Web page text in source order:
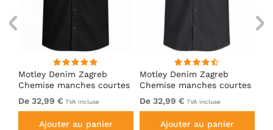
Motley Denim Zagreb
Chemise manches courtes
Noir
De 32,99 € TVA incluse
Ajouter au panier
Motley Denim Zagreb
Chemise manches courtes
Anthracite
De 32,99 € TVA incluse
Ajouter au panier